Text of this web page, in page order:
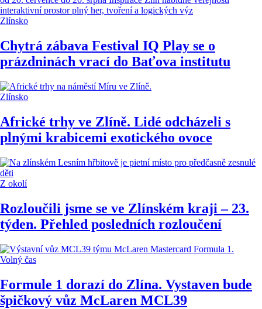
Zlínsko
Chytrá zábava Festival IQ Play se o
prázdninách vrací do Baťova institutu
Zlínsko
Africké trhy ve Zlíně. Lidé odcházeli s
plnými krabicemi exotického ovoce
Z okolí
Rozloučili jsme se ve Zlínském kraji – 23.
týden. Přehled posledních rozloučení
Volný čas
Formule 1 dorazí do Zlína. Vystaven bude
špičkový vůz McLaren MCL39